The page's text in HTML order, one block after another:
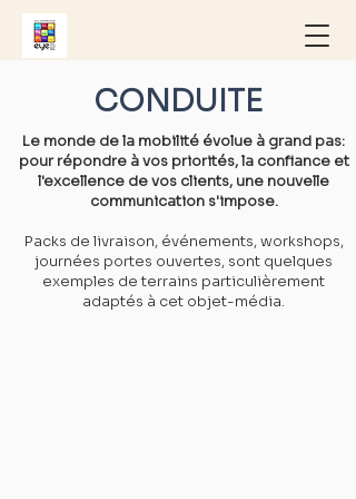
CONDUITE
Le monde de la mobilité évolue à grand pas:
pour répondre à vos priorités, la confiance et
l'excellence de vos clients, une nouvelle
communication s'impose.
Packs de livraison, événements, workshops,
journées portes ouvertes, sont quelques
exemples de terrains particulièrement
adaptés à cet objet-média.